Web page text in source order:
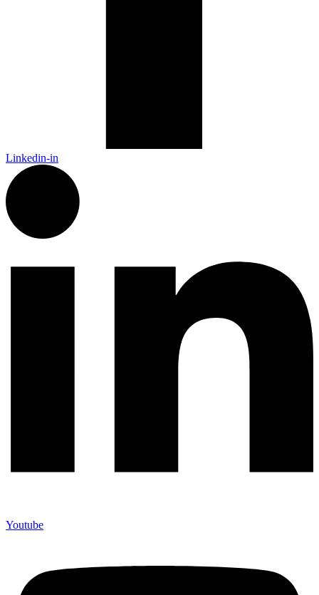
Linkedin-in
Youtube